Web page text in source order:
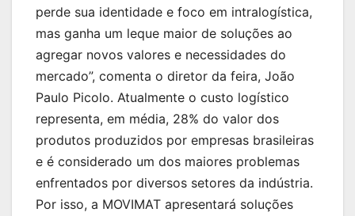
perde sua identidade e foco em intralogística,
mas ganha um leque maior de soluções ao
agregar novos valores e necessidades do
mercado”, comenta o diretor da feira, João
Paulo Picolo. Atualmente o custo logístico
representa, em média, 28% do valor dos
produtos produzidos por empresas brasileiras
e é considerado um dos maiores problemas
enfrentados por diversos setores da indústria.
Por isso, a MOVIMAT apresentará soluções